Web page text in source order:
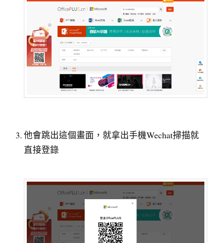
他會跳出這個畫面，就拿出手機Wechat掃描就
直接登錄